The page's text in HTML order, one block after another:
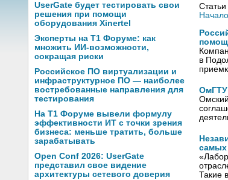
UserGate будет тестировать свои
решения при помощи
оборудования Xinertel
Эксперты на Т1 Форуме: как
множить ИИ-возможности,
сокращая риски
Российское ПО виртуализации и
инфраструктурное ПО — наиболее
востребованные направления для
тестирования
На Т1 Форуме вывели формулу
эффективности ИТ с точки зрения
бизнеса: меньше тратить, больше
зарабатывать
Open Conf 2026: UserGate
представил свое видение
архитектуры сетевого доверия
Начало
в
ОмГТУ
самых
Такие